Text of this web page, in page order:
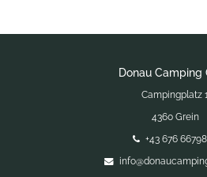
Donau Camping
Campingplatz
4360 Grein
+43 676